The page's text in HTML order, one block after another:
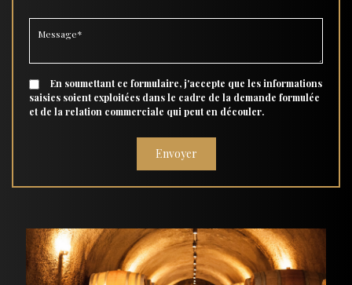
En soumettant ce formulaire, j'accepte que les informations
saisies soient exploitées dans le cadre de la demande formulée
et de la relation commerciale qui peut en découler.